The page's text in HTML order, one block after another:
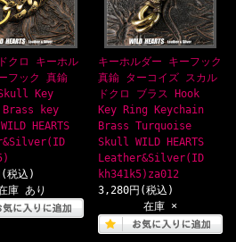
クロ キーホル
フック 真鍮
Key
key
HEARTS
税込)
庫 あり
キーホルダー キーフック
真鍮 ターコイズ スカル
ドクロ ブラス Hook
Key Ring Keychain
Brass Turquoise
Skull WILD HEARTS
Leather&Silver(ID
kh341k5)za012
3,280円(税込)
在庫 ×